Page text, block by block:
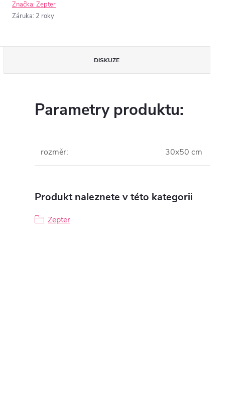
Značka:Zepter
Záruka: 2 roky
DISKUZE
Parametry produktu:
rozměr: 30x50 cm
Produkt naleznete v této kategorii
Zepter